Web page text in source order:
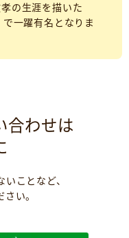
の生涯を描いた
一躍有名となりま
合わせは
ことなど、
い。